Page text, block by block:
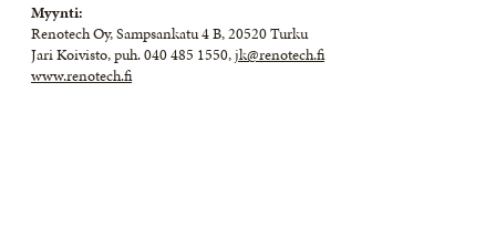
Myynti:
Renotech Oy, Sampsankatu 4 B, 20520 Turku
Jari Koivisto, puh. 040 485 1550,jk@renotech.fi
www.renotech.fi